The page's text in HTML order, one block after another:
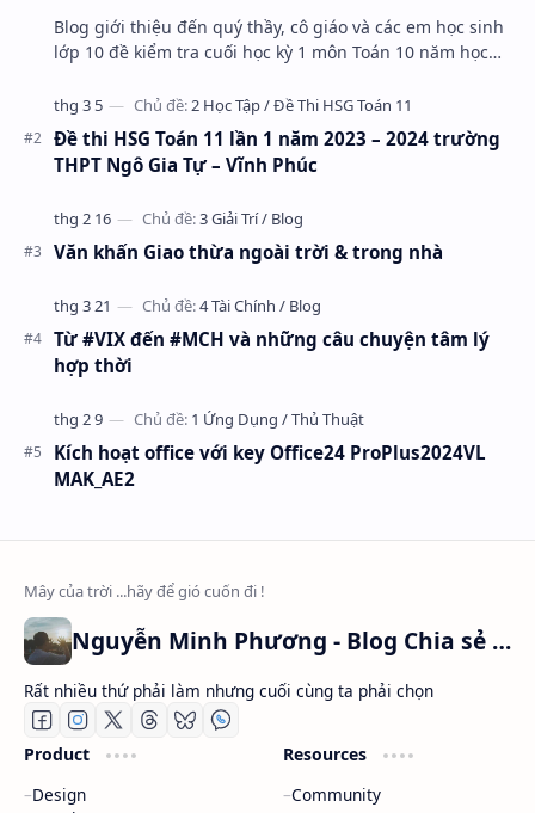
Blog giới thiệu đến quý thầy, cô giáo và các em học sinh
lớp 10 đề kiểm tra cuối học kỳ 1 môn Toán 10 năm học
Đề thi HSG Toán 11 lần 1 năm 2023 – 2024 trường
THPT Ngô Gia Tự – Vĩnh Phúc
Văn khấn Giao thừa ngoài trời & trong nhà
Từ #VIX đến #MCH và những câu chuyện tâm lý
hợp thời
Kích hoạt office với key Office24 ProPlus2024VL
MAK_AE2
Nguyễn Minh Phương - Blog Chia sẻ Kiến thức Chứng khoán & Tài liệu Toán học
Rất nhiều thứ phải làm nhưng cuối cùng ta phải chọn
Product
Design
Resources
Community